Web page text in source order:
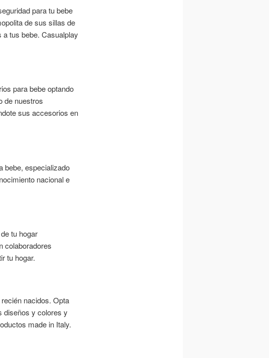
para tu bebe
de sus sillas de
tus bebe. Casualplay
para bebe optando
de nuestros
sus accesorios en
bebe, especializado
nacional e
tu hogar
colaboradores
tu hogar.
nacidos. Opta
diseños y colores y
made in Italy.